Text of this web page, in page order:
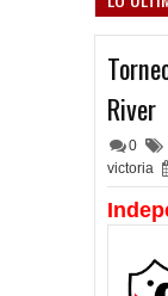
River
0
victoria